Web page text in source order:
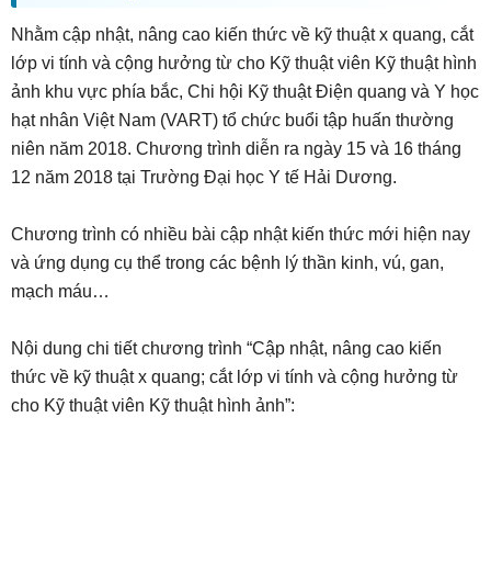
Nhằm cập nhật, nâng cao kiến thức về kỹ thuật x quang, cắt
lớp vi tính và cộng hưởng từ cho Kỹ thuật viên Kỹ thuật hình
ảnh khu vực phía bắc, Chi hội Kỹ thuật Điện quang và Y học
hạt nhân Việt Nam (VART) tổ chức buổi tập huấn thường
niên năm 2018. Chương trình diễn ra ngày 15 và 16 tháng
12 năm 2018 tại Trường Đại học Y tế Hải Dương.
Chương trình có nhiều bài cập nhật kiến thức mới hiện nay
và ứng dụng cụ thể trong các bệnh lý thần kinh, vú, gan,
mạch máu…
Nội dung chi tiết chương trình “Cập nhật, nâng cao kiến
thức về kỹ thuật x quang; cắt lớp vi tính và cộng hưởng từ
cho Kỹ thuật viên Kỹ thuật hình ảnh”: